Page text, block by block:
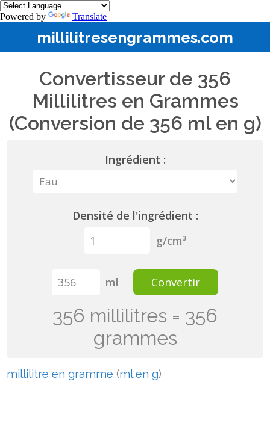
Powered by Translate
millilitresengrammes.com
Convertisseur de 356
Millilitres en Grammes
(Conversion de 356 ml en g)
Ingrédient :
Densité de l'ingrédient :
g/cm³
ml Convertir
356 millilitres = 356
grammes
millilitre en gramme (ml en g)